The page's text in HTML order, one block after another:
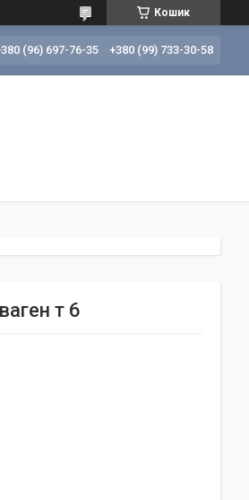
Кошик
(96) 697-76-35 +380 (99) 733-30-58
т 6